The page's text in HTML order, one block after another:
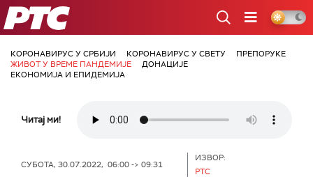
РТС
КОРОНАВИРУС У СРБИЈИ КОРОНАВИРУС У СВЕТУ
ПРЕПОРУКЕ
ЖИВОТ У ВРЕМЕ ПАНДЕМИЈЕ
ДОНАЦИЈЕ
ЕКОНОМИЈА И ЕПИДЕМИЈА
Читај ми!
СУБОТА, 30.07.2022, 06:00 -> 09:31
ИЗВОР:
РТС